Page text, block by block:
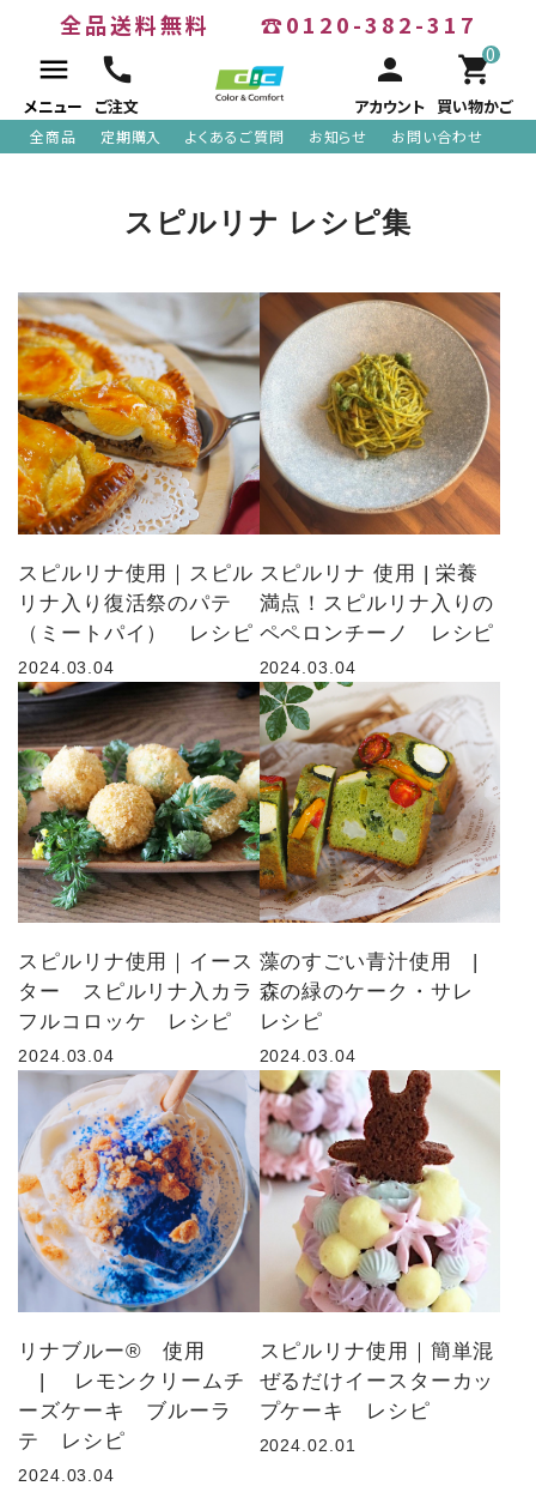
全品送料無料 ☎0120-382-317
menu
メニュー
call
ご注文
person
アカウント
0
shopping_cart
買い物かご
全商品 定期購入 よくあるご質問 お知らせ お問い合わせ
search
全商品
商品から探す
お悩みから探す
成分・原材料で探す
定期販売コース
機能性表示食品
サプリメント
スピルリナ レシピ集
スピルリナ使用｜スピル
リナ入り復活祭のパテ
（ミートパイ） レシピ
2024.03.04
スピルリナ 使用 | 栄養
満点！スピルリナ入りの
ペペロンチーノ レシピ
2024.03.04
スピルリナ使用｜イース
ター スピルリナ入カラ
フルコロッケ レシピ
2024.03.04
藻のすごい青汁使用 |
森の緑のケーク・サレ
レシピ
2024.03.04
リナブルー® 使用
| レモンクリームチ
ーズケーキ ブルーラ
テ レシピ
2024.03.04
スピルリナ使用｜簡単混
ぜるだけイースターカッ
プケーキ レシピ
2024.02.01